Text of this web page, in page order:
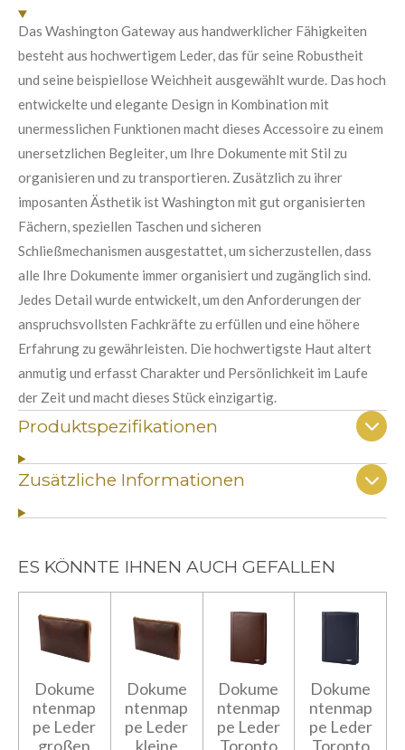
:
5
S
t
e
r
n
e
e
n
Das Washington Gateway aus handwerklicher Fähigkeiten
besteht aus hochwertigem Leder, das für seine Robustheit
und seine beispiellose Weichheit ausgewählt wurde. Das hoch
entwickelte und elegante Design in Kombination mit
unermesslichen Funktionen macht dieses Accessoire zu einem
unersetzlichen Begleiter, um Ihre Dokumente mit Stil zu
organisieren und zu transportieren. Zusätzlich zu ihrer
imposanten Ästhetik ist Washington mit gut organisierten
Fächern, speziellen Taschen und sicheren
Schließmechanismen ausgestattet, um sicherzustellen, dass
alle Ihre Dokumente immer organisiert und zugänglich sind.
Jedes Detail wurde entwickelt, um den Anforderungen der
anspruchsvollsten Fachkräfte zu erfüllen und eine höhere
Erfahrung zu gewährleisten. Die hochwertigste Haut altert
anmutig und erfasst Charakter und Persönlichkeit im Laufe
der Zeit und macht dieses Stück einzigartig.
Produktspezifikationen
Zusätzliche Informationen
ES KÖNNTE IHNEN AUCH GEFALLEN
Dokume
ntenmap
pe Leder
großen
Dokume
ntenmap
pe Leder
kleine
Dokume
ntenmap
pe Leder
Toronto
Dokume
ntenmap
pe Leder
Toronto